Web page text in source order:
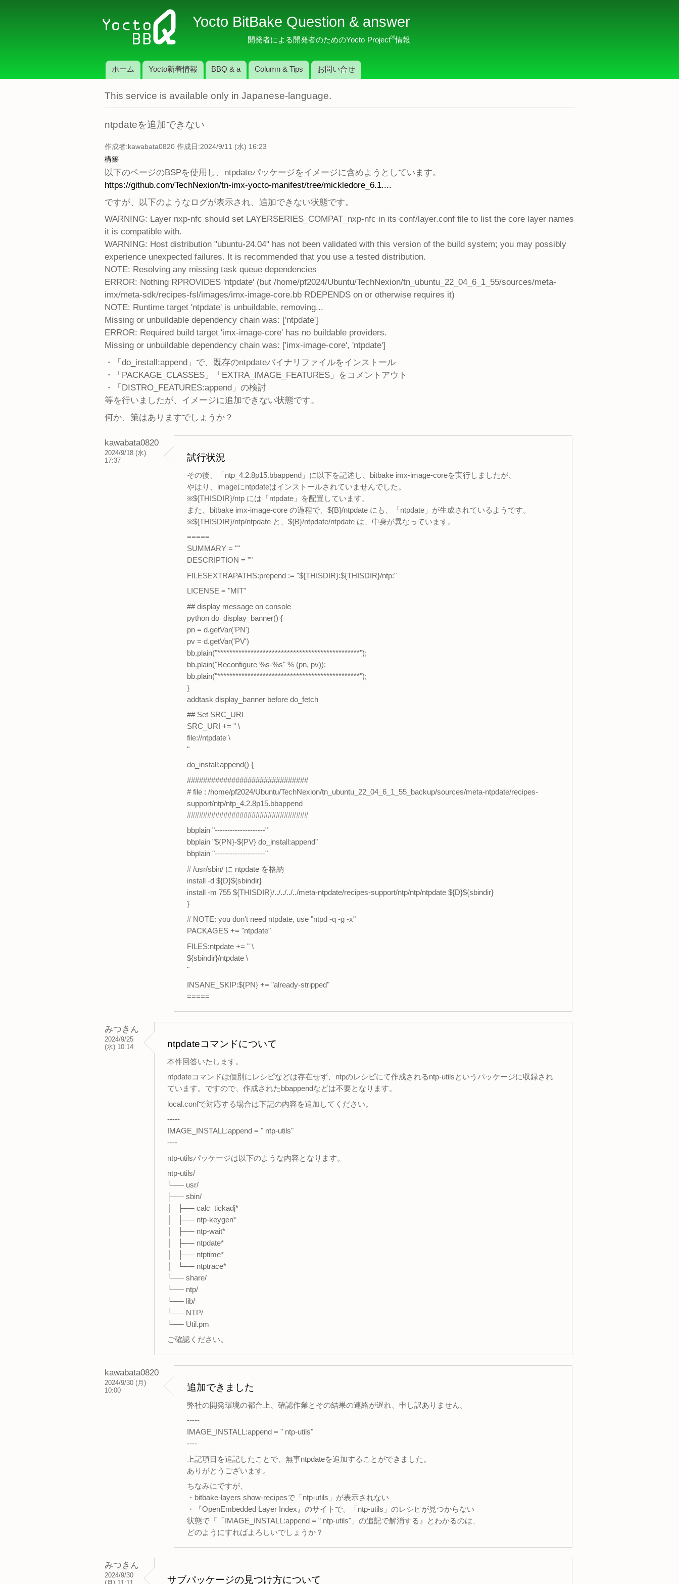
イ
コ
テ
ツ
に
Yocto BitBake Question & answer
開発者による開発者のためのYocto Project®情報
メインメニュー
ホーム Yocto新着情報 BBQ & a Column & Tips お問い合せ
This service is available only in Japanese-language.
ntpdateを追加できない
作成者: kawabata0820 作成日:2024/9/11 (水) 16:23
構築
以下のページのBSPを使用し、ntpdateパッケージをイメージに含めようとしています。
https://github.com/TechNexion/tn-imx-yocto-manifest/tree/mickledore_6.1....
ですが、以下のようなログが表示され、追加できない状態です。
WARNING: Layer nxp-nfc should set LAYERSERIES_COMPAT_nxp-nfc in its conf/layer.conf file to list the core layer names
it is compatible with.
WARNING: Host distribution "ubuntu-24.04" has not been validated with this version of the build system; you may possibly
experience unexpected failures. It is recommended that you use a tested distribution.
NOTE: Resolving any missing task queue dependencies
ERROR: Nothing RPROVIDES 'ntpdate' (but /home/pf2024/Ubuntu/TechNexion/tn_ubuntu_22_04_6_1_55/sources/meta-
imx/meta-sdk/recipes-fsl/images/imx-image-core.bb RDEPENDS on or otherwise requires it)
NOTE: Runtime target 'ntpdate' is unbuildable, removing...
Missing or unbuildable dependency chain was: ['ntpdate']
ERROR: Required build target 'imx-image-core' has no buildable providers.
Missing or unbuildable dependency chain was: ['imx-image-core', 'ntpdate']
・「do_install:append」で、既存のntpdateバイナリファイルをインストール
・「PACKAGE_CLASSES」「EXTRA_IMAGE_FEATURES」をコメントアウト
・「DISTRO_FEATURES:append」の検討
等を行いましたが、イメージに追加できない状態です。
何か、策はありますでしょうか？
kawabata0820
2024/9/18 (水)
17:37
試行状況
その後、「ntp_4.2.8p15.bbappend」に以下を記述し、bitbake imx-image-coreを実行しましたが、
やはり、imageにntpdateはインストールされていませんでした。
※${THISDIR}/ntp には「ntpdate」を配置しています。
また、bitbake imx-image-core の過程で、${B}/ntpdate にも、「ntpdate」が生成されているようです。
※${THISDIR}/ntp/ntpdate と、${B}/ntpdate/ntpdate は、中身が異なっています。
=====
SUMMARY = ""
DESCRIPTION = ""
FILESEXTRAPATHS:prepend := "${THISDIR}:${THISDIR}/ntp:"
LICENSE = "MIT"
## display message on console
python do_display_banner() {
pn = d.getVar('PN')
pv = d.getVar('PV')
bb.plain("***********************************************");
bb.plain("Reconfigure %s-%s" % (pn, pv));
bb.plain("***********************************************");
}
addtask display_banner before do_fetch
## Set SRC_URI
SRC_URI += " \
file://ntpdate \
"
do_install:append() {
##############################
# file : /home/pf2024/Ubuntu/TechNexion/tn_ubuntu_22_04_6_1_55_backup/sources/meta-ntpdate/recipes-
support/ntp/ntp_4.2.8p15.bbappend
##############################
bbplain "--------------------"
bbplain "${PN}-${PV} do_install:append"
bbplain "--------------------"
# /usr/sbin/ に ntpdate を格納
install -d ${D}${sbindir}
install -m 755 ${THISDIR}/../../../../meta-ntpdate/recipes-support/ntp/ntp/ntpdate ${D}${sbindir}
}
# NOTE: you don't need ntpdate, use "ntpd -q -g -x"
PACKAGES += "ntpdate"
FILES:ntpdate += " \
${sbindir}/ntpdate \
"
INSANE_SKIP:${PN} += "already-stripped"
=====
みつきん
2024/9/25
(水) 10:14
ntpdateコマンドについて
本件回答いたします。
ntpdateコマンドは個別にレシピなどは存在せず、ntpのレシピにて作成されるntp-utilsというパッケージに収録され
ています。ですので、作成されたbbappendなどは不要となります。
local.confで対応する場合は下記の内容を追加してください。
-----
IMAGE_INSTALL:append = " ntp-utils"
----
ntp-utilsパッケージは以下のような内容となります。
ntp-utils/
└── usr/
├── sbin/
│ ├── calc_tickadj*
│ ├── ntp-keygen*
│ ├── ntp-wait*
│ ├── ntpdate*
│ ├── ntptime*
│ └── ntptrace*
└── share/
└── ntp/
└── lib/
└── NTP/
└── Util.pm
ご確認ください。
kawabata0820
2024/9/30 (月)
10:00
追加できました
弊社の開発環境の都合上、確認作業とその結果の連絡が遅れ、申し訳ありません。
-----
IMAGE_INSTALL:append = " ntp-utils"
----
上記項目を追記したことで、無事ntpdateを追加することができました。
ありがとうございます。
ちなみにですが、
・bitbake-layers show-recipesで「ntp-utils」が表示されない
・『OpenEmbedded Layer Index』のサイトで、「ntp-utils」のレシピが見つからない
状態で『「IMAGE_INSTALL:append = " ntp-utils"」の追記で解消する』とわかるのは、
どのようにすればよろしいでしょうか？
みつきん
2024/9/30
サブパッケージの見つけ方について